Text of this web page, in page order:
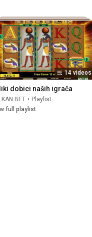
14 videos
dobici naših igrača
BET • Playlist
full playlist